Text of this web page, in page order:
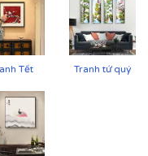
Tết Tranh tứ quý